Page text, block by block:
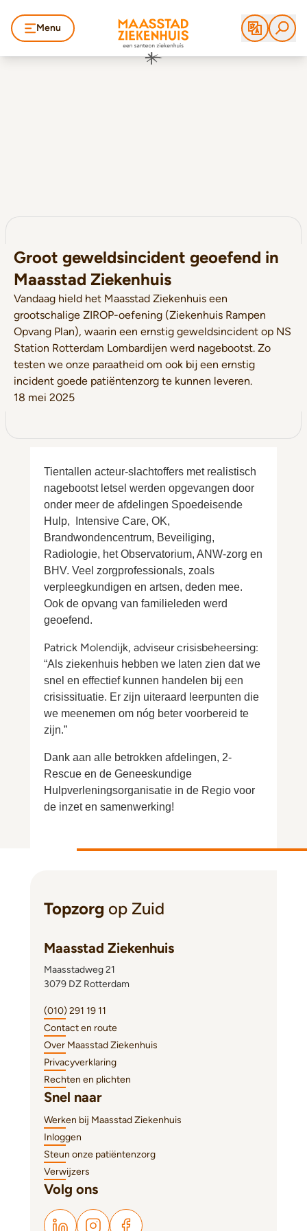
Menu
Groot geweldsincident geoefend in
Maasstad Ziekenhuis
Vandaag hield het Maasstad Ziekenhuis een
grootschalige ZIROP-oefening (Ziekenhuis Rampen
Opvang Plan), waarin een ernstig geweldsincident op NS
Station Rotterdam Lombardijen werd nagebootst. Zo
testen we onze paraatheid om ook bij een ernstig
incident goede patiëntenzorg te kunnen leveren.
18 mei 2025
Tientallen acteur-slachtoffers met realistisch
nagebootst letsel werden opgevangen door
onder meer de afdelingen Spoedeisende
Hulp, Intensive Care, OK,
Brandwondencentrum, Beveiliging,
Radiologie, het Observatorium, ANW-zorg en
BHV. Veel zorgprofessionals, zoals
verpleegkundigen en artsen, deden mee.
Ook de opvang van familieleden werd
geoefend.
Patrick Molendijk, adviseur crisisbeheersing:
“Als ziekenhuis hebben we laten zien dat we
snel en effectief kunnen handelen bij een
crisissituatie. Er zijn uiteraard leerpunten die
we meenemen om nóg beter voorbereid te
zijn.”
Dank aan alle betrokken afdelingen, 2-
Rescue en de Geneeskundige
Hulpverleningsorganisatie in de Regio voor
de inzet en samenwerking!
Topzorg op Zuid
Maasstad Ziekenhuis
Maasstadweg 21
3079 DZ Rotterdam
(010) 291 19 11
Contact en route
Over Maasstad Ziekenhuis
Privacyverklaring
Rechten en plichten
Snel naar
Werken bij Maasstad Ziekenhuis
Inloggen
Steun onze patiëntenzorg
Verwijzers
Volg ons